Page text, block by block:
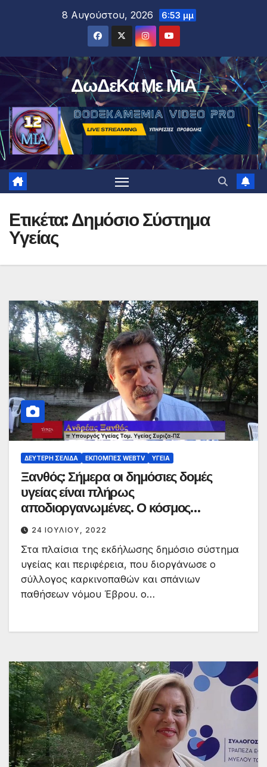
8 Αυγούστου, 2026 6:53 μμ
ΔωΔεΚα Με ΜιΑ
Ετικέτα:Δημόσιο Σύστημα
Υγείας
ΔΕΎΤΕΡΗ ΣΕΛΊΔΑ ΕΚΠΟΜΠΈΣ WEBTV ΥΓΕΊΑ
Ξανθός: Σήμερα οι δημόσιες δομές
υγείας είναι πλήρως
αποδιοργανωμένες. Ο κόσμος
ταλαιπωρείται
24 ΙΟΥΛΊΟΥ, 2022
Στα πλαίσια της εκδήλωσης δημόσιο σύστημα
υγείας και περιφέρεια, που διοργάνωσε ο
σύλλογος καρκινοπαθών και σπάνιων
παθήσεων νόμου Έβρου. ο…